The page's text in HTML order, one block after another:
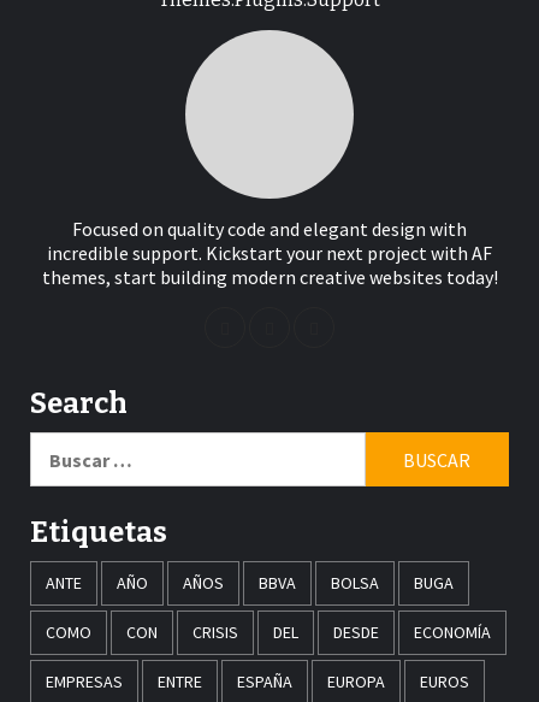
Focused on quality code and elegant design with
incredible support. Kickstart your next project with AF
themes, start building modern creative websites today!
Search
Etiquetas
ANTE AÑO AÑOS BBVA BOLSA BUGA
COMO CON CRISIS DEL DESDE ECONOMÍA
EMPRESAS ENTRE ESPAÑA EUROPA EUROS